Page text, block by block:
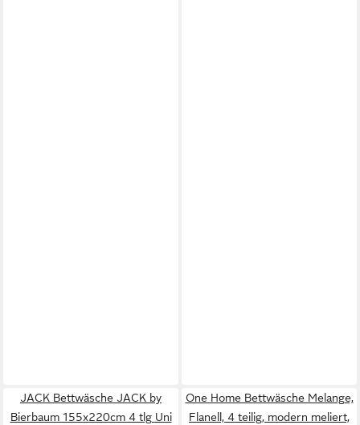
JACK Bettwäsche JACK by
Bierbaum 155x220cm 4 tlg Uni
One Home Bettwäsche Melange,
Flanell, 4 teilig, modern meliert,